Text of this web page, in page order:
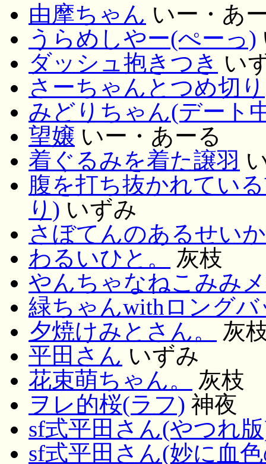
由摩ちゃん いー・あ
うらめしやー(ぺーっ)
ダッシュ抱きつき い
さーちゃんとつめ切り
みどりちゃん(デート
望嬢 いー・あーる
着ぐるみを着た譲羽
腹を打ち抜かれてい
り) いずみ
さぼてんのあるせい
わるいひと。
灰枝
やんちゃなねこみみ
緑ちゃんwithロングバ
夕焼けみとさん。
灰
平田さん いずみ
花束萌ちゃん。
灰枝
ヲレ的桜(ラフ) 神夜
sf式平田さん(やつれ
sf式平田さん(妙に血